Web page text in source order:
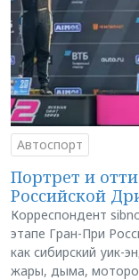
Автоспорт
Портрет и
Российской
Корреспондент
этапе Гран-При
как сибирский уик-
жары, дыма,